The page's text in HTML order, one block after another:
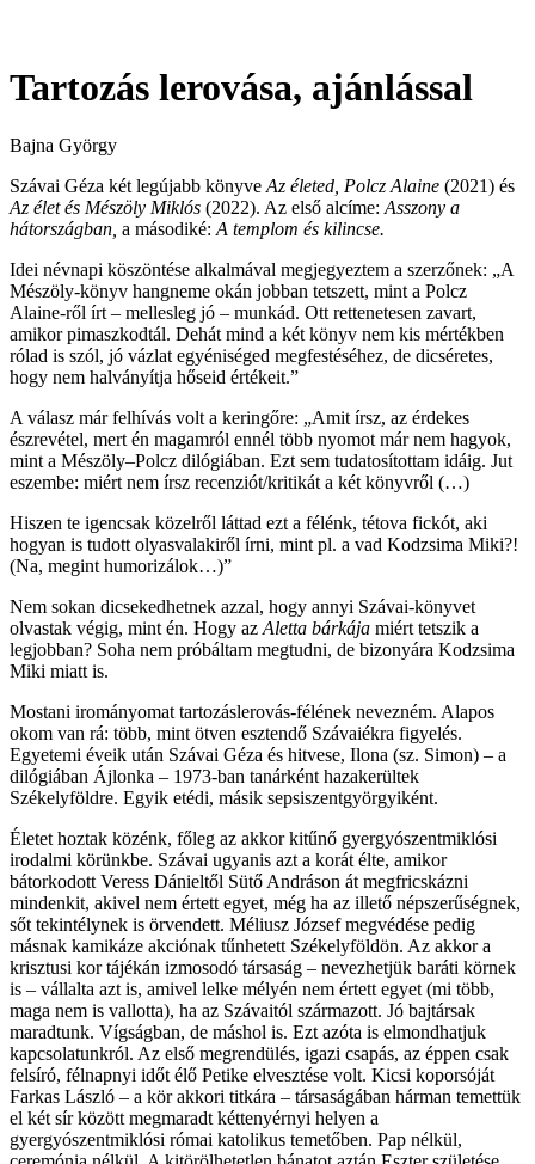
Tartozás lerovása, ajánlással
Bajna György
Szávai Géza két legújabb könyve Az életed, Polcz Alaine (2021) és
Az élet és Mészöly Miklós (2022). Az első alcíme: Asszony a
hátországban, a másodiké: A templom és kilincse.
Idei névnapi köszöntése alkalmával megjegyeztem a szerzőnek: „A
Mészöly-könyv hangneme okán jobban tetszett, mint a Polcz
Alaine-ről írt – mellesleg jó – munkád. Ott rettenetesen zavart,
amikor pimaszkodtál. Dehát mind a két könyv nem kis mértékben
rólad is szól, jó vázlat egyéniséged megfestéséhez, de dicséretes,
hogy nem halványítja hőseid értékeit.”
A válasz már felhívás volt a keringőre: „Amit írsz, az érdekes
észrevétel, mert én magamról ennél több nyomot már nem hagyok,
mint a Mészöly–Polcz dilógiában. Ezt sem tudatosítottam idáig. Jut
eszembe: miért nem írsz recenziót/kritikát a két könyvről (…)
Hiszen te igencsak közelről láttad ezt a félénk, tétova fickót, aki
hogyan is tudott olyasvalakiről írni, mint pl. a vad Kodzsima Miki?!
(Na, megint humorizálok…)”
Nem sokan dicsekedhetnek azzal, hogy annyi Szávai-könyvet
olvastak végig, mint én. Hogy az Aletta bárkája miért tetszik a
legjobban? Soha nem próbáltam megtudni, de bizonyára Kodzsima
Miki miatt is.
Mostani irományomat tartozáslerovás-félének nevezném. Alapos
okom van rá: több, mint ötven esztendő Szávaiékra figyelés.
Egyetemi éveik után Szávai Géza és hitvese, Ilona (sz. Simon) – a
dilógiában Ájlonka – 1973-ban tanárként hazakerültek
Székelyföldre. Egyik etédi, másik sepsiszentgyörgyiként.
Életet hoztak közénk, főleg az akkor kitűnő gyergyószentmiklósi
irodalmi körünkbe. Szávai ugyanis azt a korát élte, amikor
bátorkodott Veress Dánieltől Sütő Andráson át megfricskázni
mindenkit, akivel nem értett egyet, még ha az illető népszerűségnek,
sőt tekintélynek is örvendett. Méliusz József megvédése pedig
másnak kamikáze akciónak tűnhetett Székelyföldön. Az akkor a
krisztusi kor tájékán izmosodó társaság – nevezhetjük baráti körnek
is – vállalta azt is, amivel lelke mélyén nem értett egyet (mi több,
maga nem is vallotta), ha az Szávaitól származott. Jó bajtársak
maradtunk. Vígságban, de máshol is. Ezt azóta is elmondhatjuk
kapcsolatunkról. Az első megrendülés, igazi csapás, az éppen csak
felsíró, félnapnyi időt élő Petike elvesztése volt. Kicsi koporsóját
Farkas László – a kör akkori titkára – társaságában hárman temettük
el két sír között megmaradt kéttenyérnyi helyen a
gyergyószentmiklósi római katolikus temetőben. Pap nélkül,